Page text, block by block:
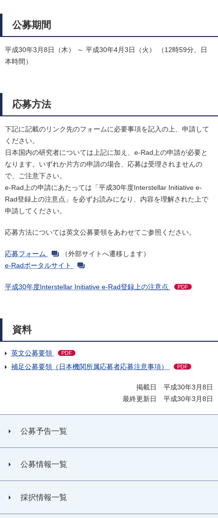
公募期間
平成30年3月8日（木） ～ 平成30年4月3日（火） （12時59分、日
本時間）
応募方法
下記に記載のリンク先のフォームに必要事項を記入の上、申請して
ください。
日本国内の研究者については上記に加え、e-Rad上の申請が必要と
なります。いずれか片方の申請の場合、応募は受理されませんの
で、ご注意下さい。
e-Rad上の申請にあたっては「平成30年度Interstellar Initiative e-
Rad登録上の注意点」を必ずお読みになり、内容を理解された上で
申請してください。
応募方法については英文公募要領をあわせてご参照ください。
応募フォーム
（外部サイトへ遷移します）
e-Radポータルサイト
平成30年度Interstellar Initiative e-Rad登録上の注意点 PDF
資料
英文公募要領 PDF
補足公募要領（日本機関所属応募者応募注意事項） PDF
掲載日 平成30年3月8日
最終更新日 平成30年3月8日
公募予告一覧
公募情報一覧
採択情報一覧